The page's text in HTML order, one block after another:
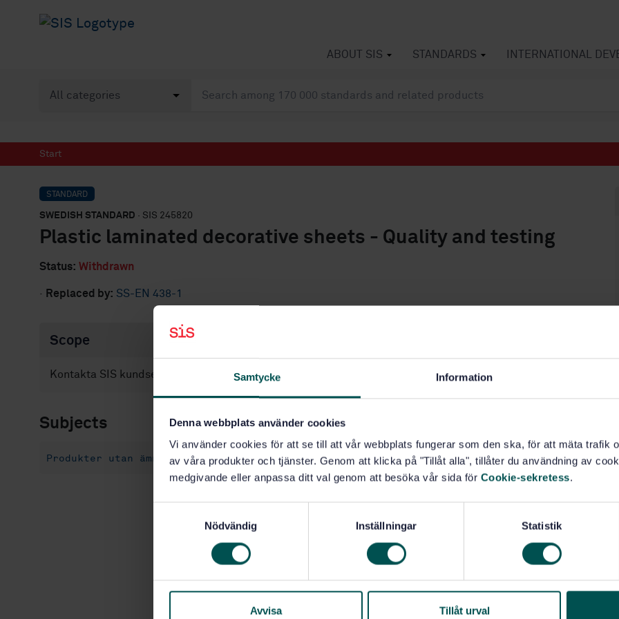
Samtycke Information
Denna webbplats använder cookies
Vi använder cookies för att se till att vår webbplats fungerar som den ska, för att mäta trafik
av våra produkter och tjänster. Genom att klicka på "Tillåt alla", tillåter du användning av
medgivande eller anpassa ditt val genom att besöka vår sida för Cookie-sekretess.
Nödvändig Inställningar Statistik
Avvisa Tillåt urval
ABOUT SIS STANDARDS INTERNATIONAL
Start
STANDARD
SWEDISH STANDARD · SIS 245820
Plastic laminated decorative sheets - Quality and testing
Status: Withdrawn
· Replaced by: SS-EN 438-1
Scope
Kontakta SIS kundservice för prisuppgift och beställning
Subjects
Produkter utan ämnesområde (99.999)